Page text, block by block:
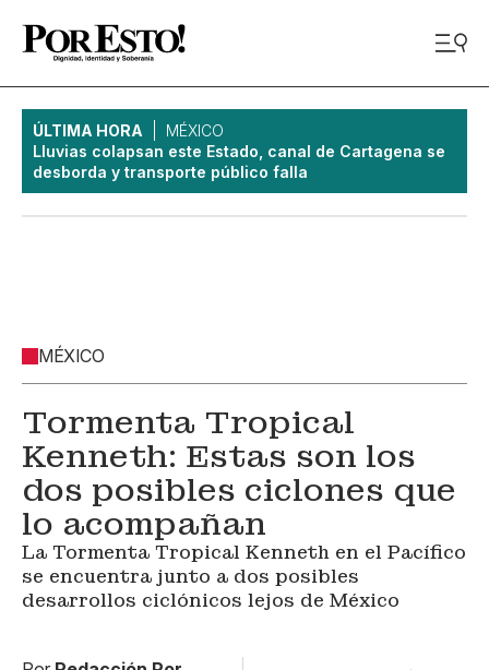
ÚLTIMA HORA
MÉXICO
Lluvias colapsan este Estado, canal de Cartagena se
desborda y transporte público falla
MÉXICO
Tormenta Tropical
Kenneth: Estas son los
dos posibles ciclones que
lo acompañan
La Tormenta Tropical Kenneth en el Pacífico
se encuentra junto a dos posibles
desarrollos ciclónicos lejos de México